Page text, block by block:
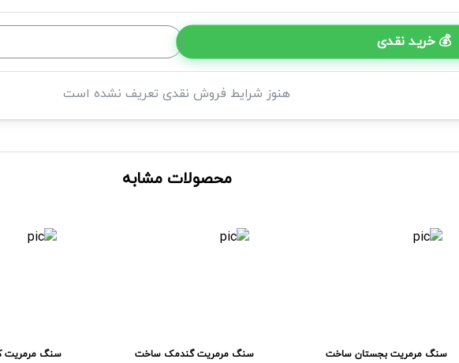
💰 خرید نقدی
هنوز شرایط فروش نقدی تعریف نشده است
محصولات مشابه
سنگ مرمریت بجستان ساخت
سنگ مرمریت گندمک ساخت
سنگ مرمریت